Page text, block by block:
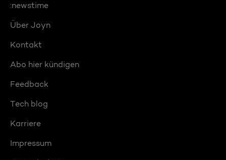
:newstime
Über Joyn
Kontakt
Abo hier kündigen
Feedback
Tech blog
Karriere
Impressum